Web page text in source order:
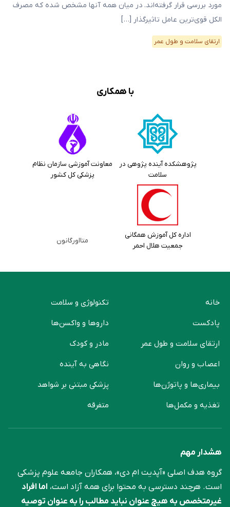
مورد بررسی قرار گرفته‌اند. در میان همه آنها مشخص شده که مصرف
الکل قوی‌ترین عامل تاثیرگذار […]
ارتقای سلامت و طول عمر
با همکاری
پژوهشکده آینده پژوهی در
سلامت
معاونت آموزشی سازمان نظام
پزشکی کل کشور
اداره کل آموزش همگانی
جمعیت هلال احمر
متااورگانون
خانه
پادکست
ارتقای سلامت و طول عمر
اعصاب و روان
بیماری‌ها و پاتوژن‌ها
تغذیه و مکمل‌ها
تکنولوژی و سلامت
دارو‌ها و واکسن‌ها
مادر و کودک
نگاهی به آینده
پزشکی مبتنی بر شواهد
متفرقه
هشدار مهم
گروه هدف اصلی «آپدیت ام دی»، همکاران جامعه علوم ‌پزشکی
است. هرچند دسترسی به محتوا برای همه آزاد است، اما افراد
غیرمتخصص به هیچ عنوان نباید مطالب را به عنوان توصیه